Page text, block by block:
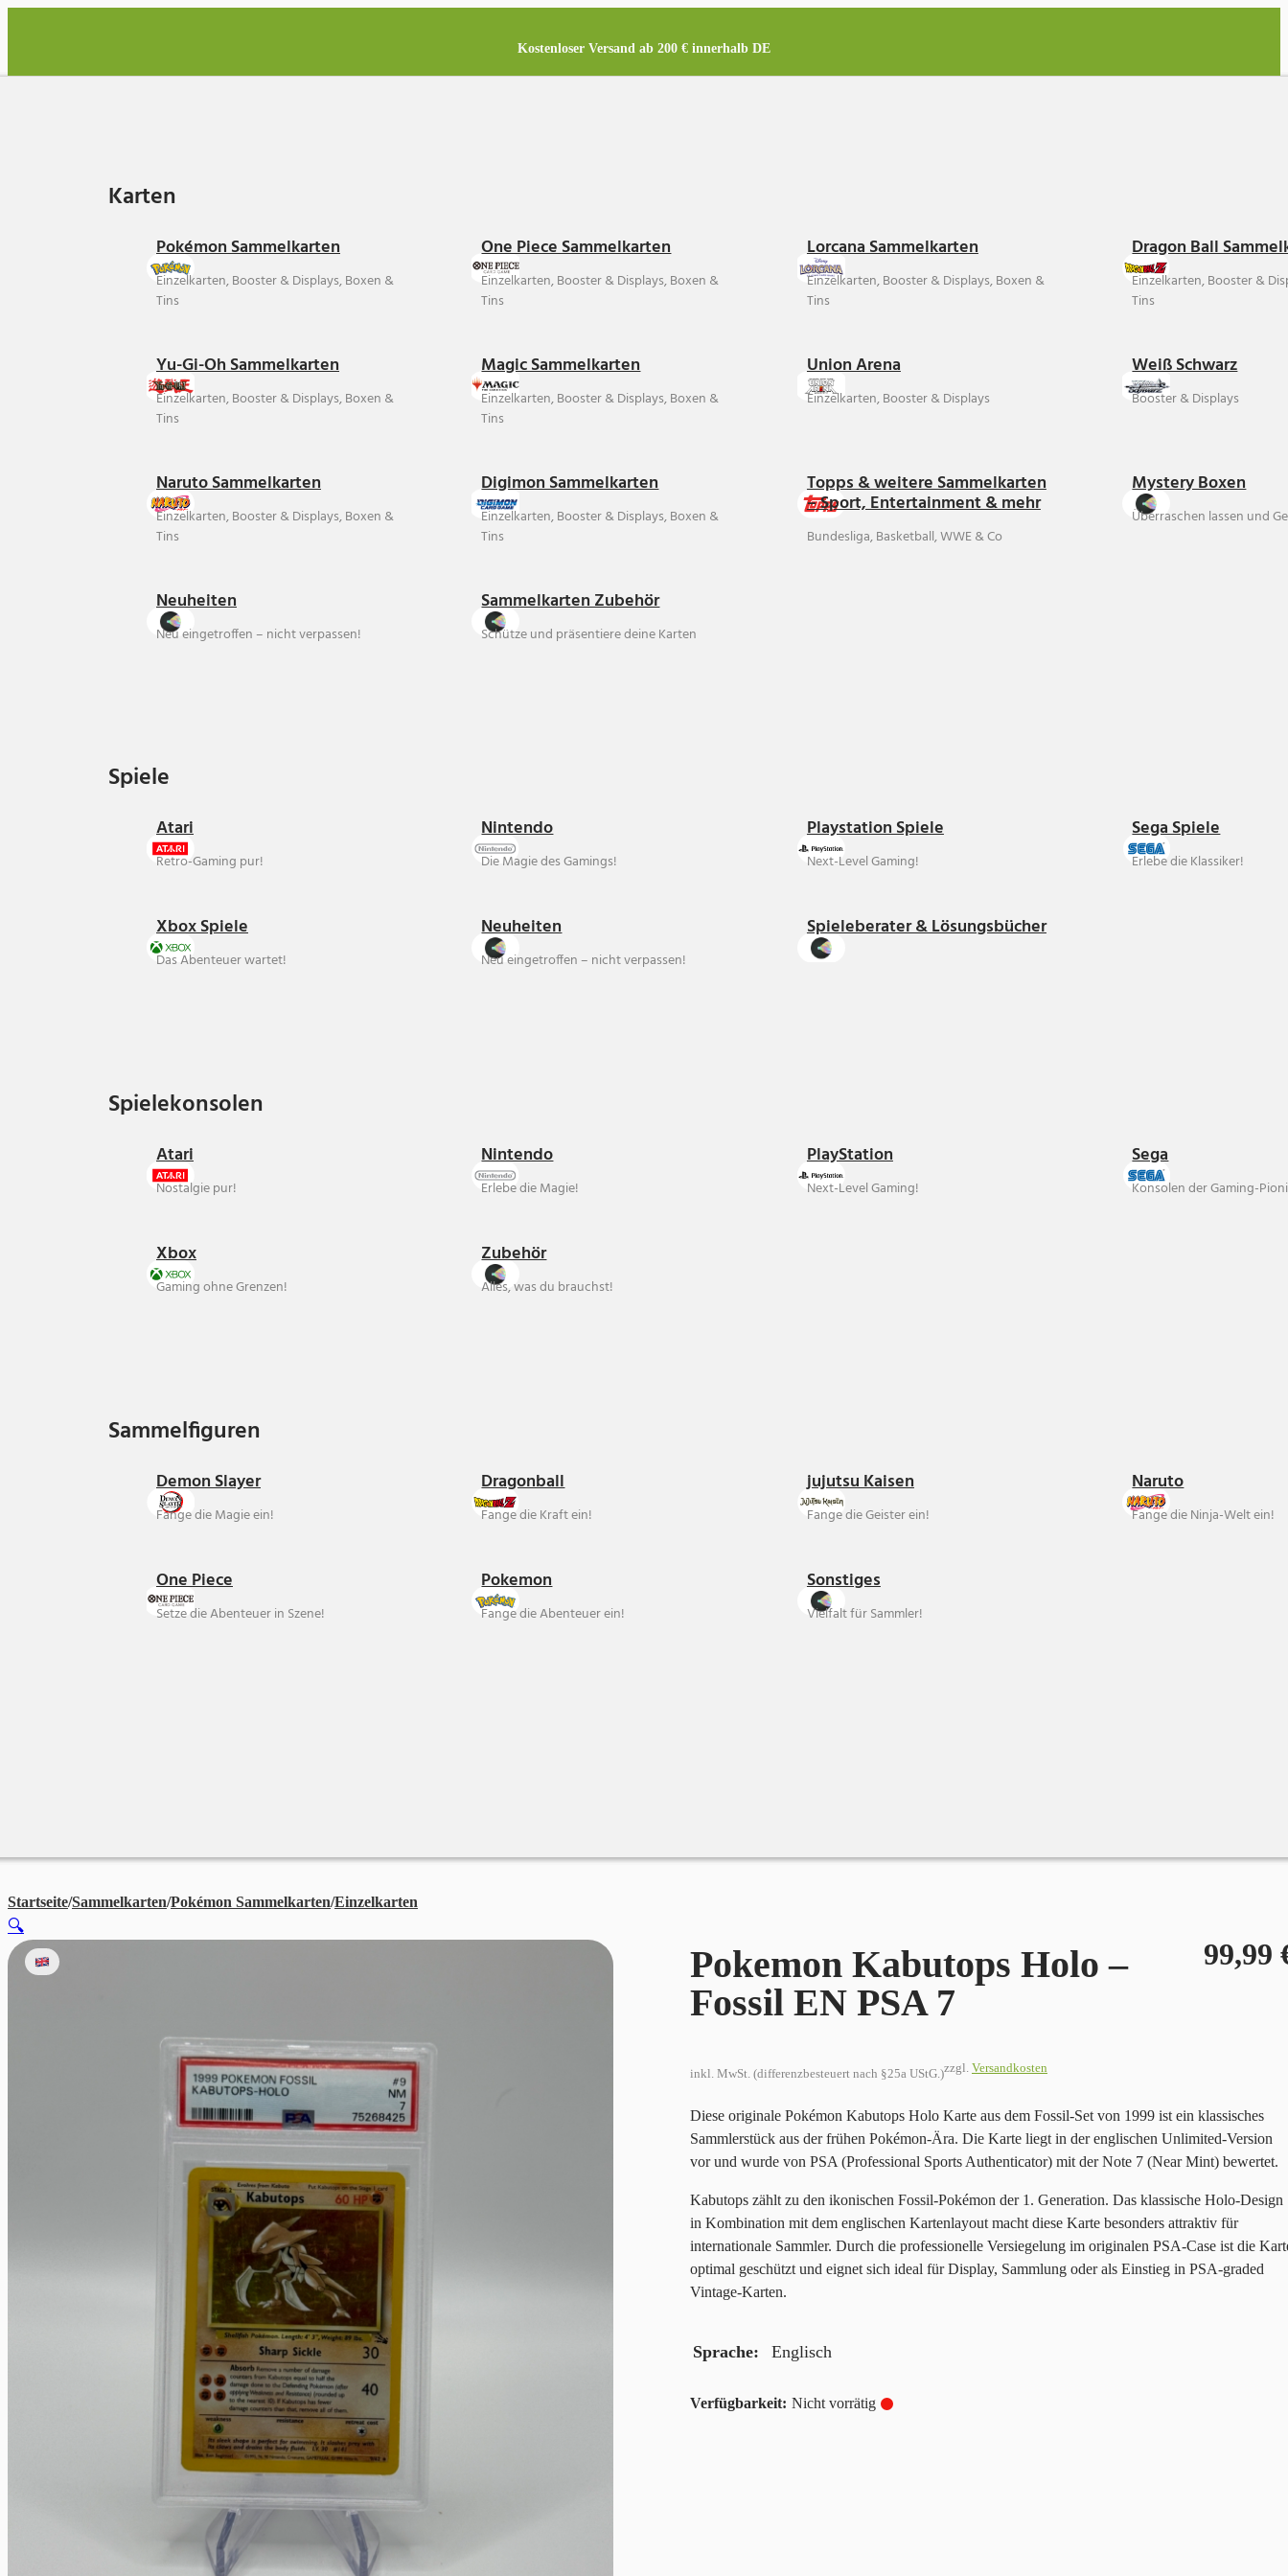
Kostenloser Versand ab 200 € innerhalb DE
Karten
Pokémon Sammelkarten
Einzelkarten, Booster & Displays, Boxen &
Tins
One Piece Sammelkarten
Einzelkarten, Booster & Displays, Boxen &
Tins
Lorcana Sammelkarten
Einzelkarten, Booster & Displays, Boxen &
Tins
Dragon Ball
Einzelkarten, Booster &
Tins
Yu-Gi-Oh Sammelkarten
Einzelkarten, Booster & Displays, Boxen &
Tins
Magic Sammelkarten
Einzelkarten, Booster & Displays, Boxen &
Tins
Union Arena
Einzelkarten, Booster & Displays
Weiß Schwarz
Booster & Displays
Naruto Sammelkarten
Einzelkarten, Booster & Displays, Boxen &
Tins
Digimon Sammelkarten
Einzelkarten, Booster & Displays, Boxen &
Tins
Topps & weitere Sammelkarten
– Sport, Entertainment & mehr
Bundesliga, Basketball, WWE & Co
Mystery Boxen
Überraschen lassen und
Neuheiten
Neu eingetroffen – nicht verpassen!
Sammelkarten Zubehör
Schütze und präsentiere deine Karten
Spiele
Atari
Retro-Gaming pur!
Nintendo
Die Magie des Gamings!
Playstation Spiele
Next-Level Gaming!
Sega Spiele
Erlebe die Klassiker!
Xbox Spiele
Das Abenteuer wartet!
Neuheiten
Neu eingetroffen – nicht verpassen!
Spieleberater & Lösungsbücher
Spielekonsolen
Atari
Nostalgie pur!
Nintendo
Erlebe die Magie!
PlayStation
Next-Level Gaming!
Sega
Konsolen der Gaming-
Xbox
Gaming ohne Grenzen!
Zubehör
Alles, was du brauchst!
Sammelfiguren
Demon Slayer
Fange die Magie ein!
Dragonball
Fange die Kraft ein!
jujutsu Kaisen
Fange die Geister ein!
Naruto
Fange die Ninja-Welt ein!
One Piece
Setze die Abenteuer in Szene!
Pokemon
Fange die Abenteuer ein!
Sonstiges
Vielfalt für Sammler!
Startseite/Sammelkarten/Pokémon Sammelkarten/Einzelkarten
Pokemon Kabutops Holo –
Fossil EN PSA 7
99,99
inkl. MwSt. (differenzbesteuert nach §25a UStG.)zzgl. Versandkosten
Diese originale Pokémon Kabutops Holo Karte aus dem Fossil-Set von 1999 ist ein klassisches
Sammlerstück aus der frühen Pokémon-Ära. Die Karte liegt in der englischen Unlimited-Version
vor und wurde von PSA (Professional Sports Authenticator) mit der Note 7 (Near Mint) bewertet.
Kabutops zählt zu den ikonischen Fossil-Pokémon der 1. Generation. Das klassische Holo-Design
in Kombination mit dem englischen Kartenlayout macht diese Karte besonders attraktiv für
internationale Sammler. Durch die professionelle Versiegelung im originalen PSA-Case ist die
optimal geschützt und eignet sich ideal für Display, Sammlung oder als Einstieg in PSA-graded
Vintage-Karten.
Sprache Englisch
Nicht vorrätig
🔍